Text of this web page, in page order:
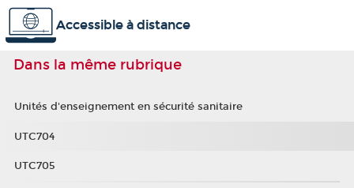
Accessible à distance
Dans la même rubrique
Unités d'enseignement en sécurité sanitaire
UTC704
UTC705